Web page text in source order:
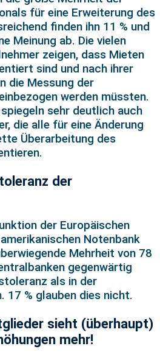
für eine Erweiterung des
finden ihn 11 % und
Meinung ab. Die vielen
zeigen, dass Mieten
sind und nach ihrer
die Messung der
werden müssten.
sehr deutlich auch
die alle für eine Änderung
Überarbeitung des
der
der Europäischen
Notenbank
Mehrheit von 78
gegenwärtig
als in der
17 % glauben dies nicht.
sieht (überhaupt)
mehr!